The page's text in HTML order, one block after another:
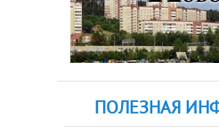
ПОЛЕЗНАЯ